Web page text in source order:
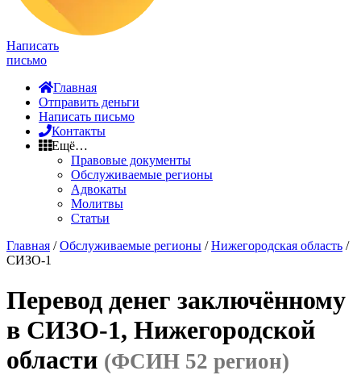
Написать
письмо
Главная
Отправить деньги
Написать письмо
Контакты
Ещё…
Правовые документы
Обслуживаемые регионы
Адвокаты
Молитвы
Статьи
Главная /Обслуживаемые регионы /Нижегородская область /
СИЗО-1
Перевод денег заключённому
в СИЗО-1, Нижегородской
области (ФСИН 52 регион)